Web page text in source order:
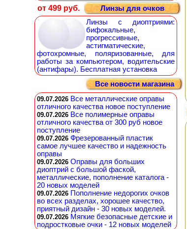
от 499 руб.
Линзы для очков
Линзы с диоптриями:
бифокальные,
прогрессивные,
астигматические,
фотохромные, поляризованные, для
работы за компьютером, водительские
(антифары). Бесплатная установка
Все новости магазина
09.07.2026 Все металлические оправы
отличного качества новое поступление
09.07.2026 Все полимерные оправы
отличного качества от 300 руб новое
поступление
09.07.2026 Фрезерованный пластик
самое лучшее качество и надежность
оправы
09.07.2026 Оправы для больших
диоптрий с большой фаской,
металлические, пополнение каталога -
20 новых моделей
09.07.2026 Пополнение недорогих очков
во всех разделах, хорошее качество,
приятный дизайн - 30 новых моделей.
09.07.2026 Мягкие безопасные детские и
подростковые очки - 12 новых моделей